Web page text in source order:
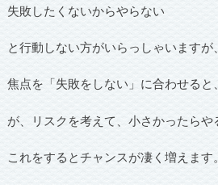
失敗したくないからやらない
と行動しない方がいらっしゃいますが、
焦点を「失敗をしない」に合わせると
が、リスクを考えて、小さかったらや
これをするとチャンスが凄く増えます。